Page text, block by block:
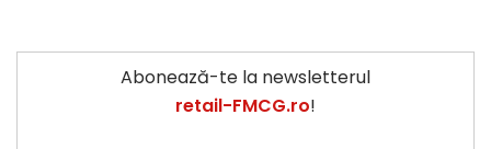
Abonează-te la newsletterul
retail-FMCG.ro!